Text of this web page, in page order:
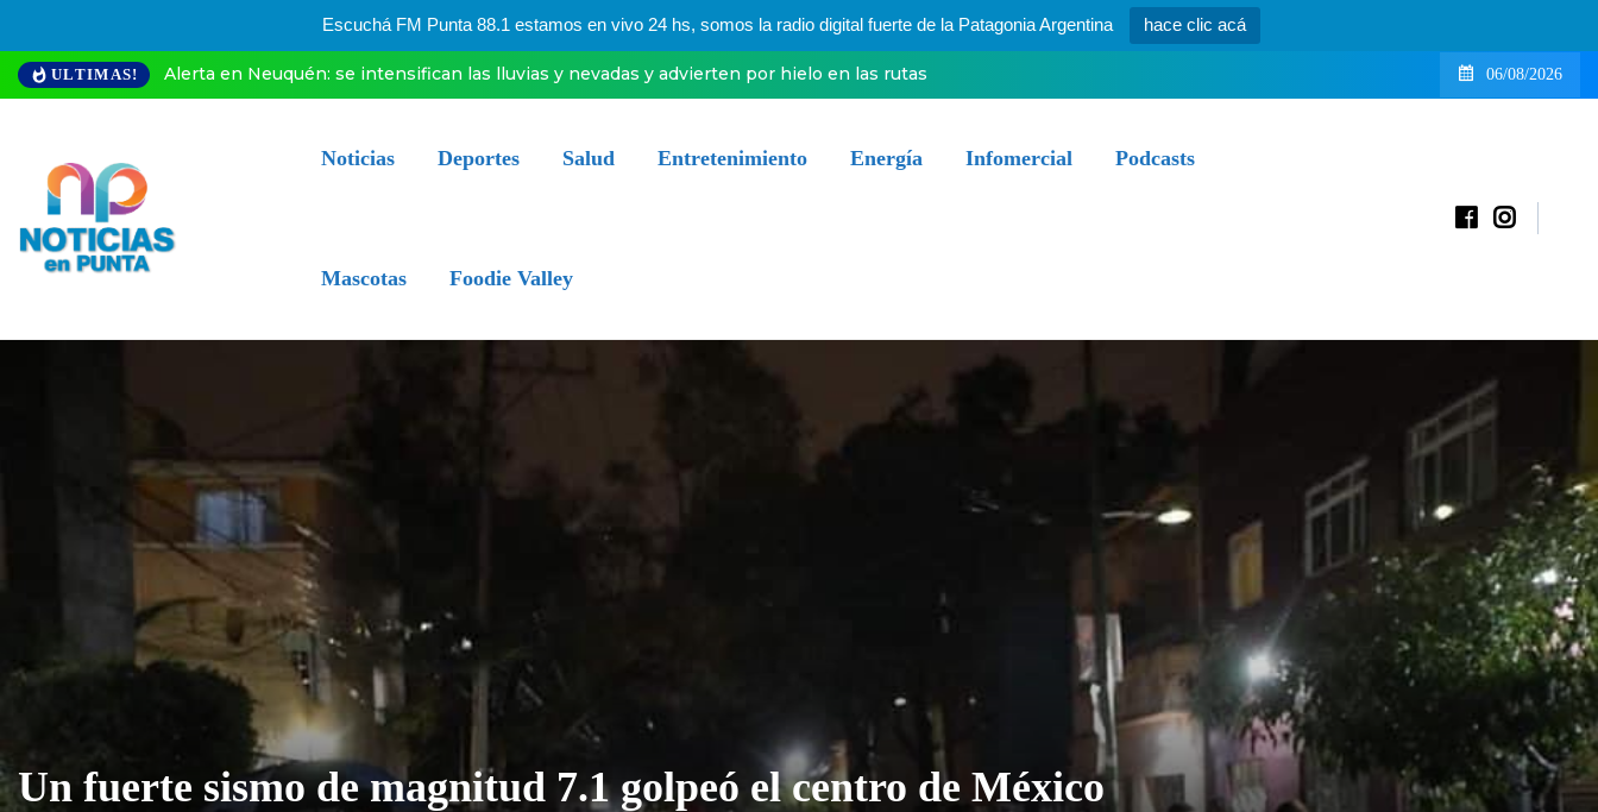
Escuchá FM Punta 88.1 estamos en vivo 24 hs, somos la radio digital fuerte de la Patagonia Argentina hace clic acá
ULTIMAS! Alerta en Neuquén: se intensifican las lluvias y nevadas y advierten por hielo en las rutas 06/08/2026
Noticias Deportes Salud Entretenimiento Energía Infomercial Podcasts
Mascotas Foodie Valley
Un fuerte sismo de magnitud 7.1 golpeó el centro de México